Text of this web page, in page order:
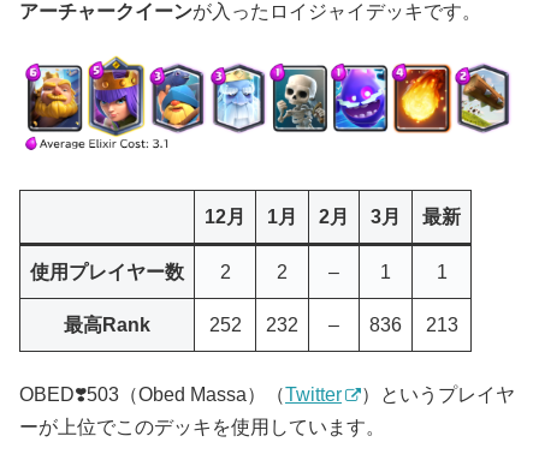
アーチャークイーンが入ったロイジャイデッキです。
12月 1月 2月 3月 最新
使用プレイヤー数 2 2 – 1 1
最高Rank 252 232 – 836 213
OBED❣️503（Obed Massa）（Twitter
）というプレイヤ
ーが上位でこのデッキを使用しています。